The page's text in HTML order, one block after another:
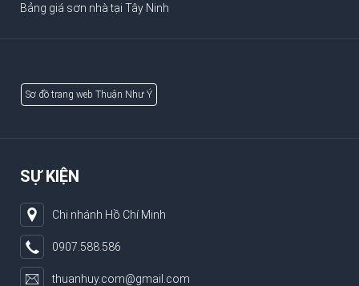
Bảng giá sơn nhà tại Tây Ninh
Sơ đồ trang web Thuận Như Ý
SỰ KIỆN
Chi nhánh Hồ Chí Minh
0907.588.586
thuanhuy.com@gmail.com